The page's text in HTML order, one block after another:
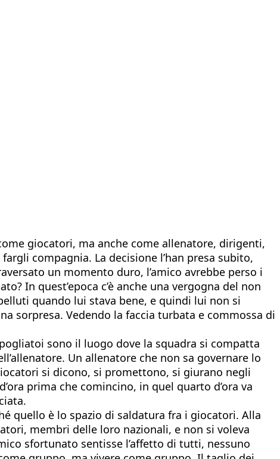
giocatori, ma anche come allenatore, dirigenti,
compagnia. La decisione l’han presa subito,
un momento duro, l’amico avrebbe perso i
In quest’epoca c’è anche una vergogna del non
quando lui stava bene, e quindi lui non si
sorpresa. Vedendo la faccia turbata e commossa di
sono il luogo dove la squadra si compatta
Un allenatore che non sa governare lo
si dicono, si promettono, si giurano negli
prima che comincino, in quel quarto d’ora va
quello è lo spazio di saldatura fra i giocatori. Alla
membri delle loro nazionali, e non si voleva
sfortunato sentisse l’affetto di tutti, nessuno